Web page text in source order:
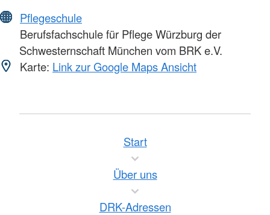
Pflegeschule
Berufsfachschule für Pflege Würzburg der
Schwesternschaft München vom BRK e.V.
Karte: Link zur Google Maps Ansicht
Start
Über uns
DRK-Adressen